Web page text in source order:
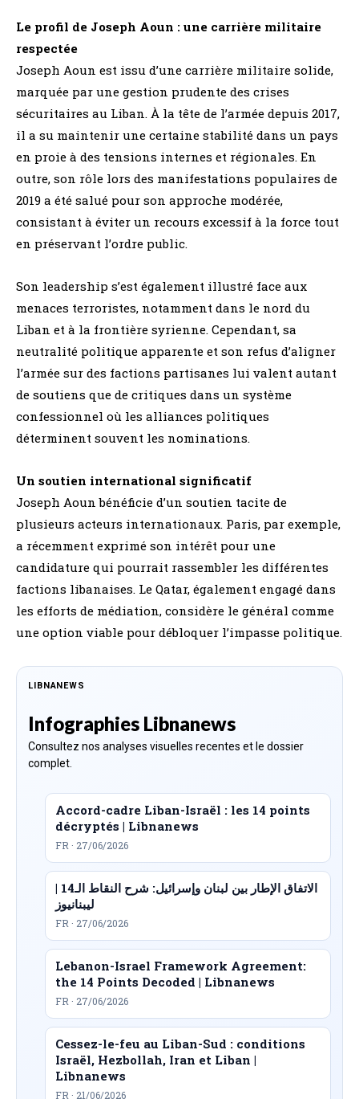
Le profil de Joseph Aoun : une carrière militaire
respectée
Joseph Aoun est issu d’une carrière militaire solide,
marquée par une gestion prudente des crises
sécuritaires au Liban. À la tête de l’armée depuis 2017,
il a su maintenir une certaine stabilité dans un pays
en proie à des tensions internes et régionales. En
outre, son rôle lors des manifestations populaires de
2019 a été salué pour son approche modérée,
consistant à éviter un recours excessif à la force tout
en préservant l’ordre public.
Son leadership s’est également illustré face aux
menaces terroristes, notamment dans le nord du
Liban et à la frontière syrienne. Cependant, sa
neutralité politique apparente et son refus d’aligner
l’armée sur des factions partisanes lui valent autant
de soutiens que de critiques dans un système
confessionnel où les alliances politiques
déterminent souvent les nominations.
Un soutien international significatif
Joseph Aoun bénéficie d’un soutien tacite de
plusieurs acteurs internationaux. Paris, par exemple,
a récemment exprimé son intérêt pour une
candidature qui pourrait rassembler les différentes
factions libanaises. Le Qatar, également engagé dans
les efforts de médiation, considère le général comme
une option viable pour débloquer l’impasse politique.
LIBNANEWS
Infographies Libnanews
Consultez nos analyses visuelles recentes et le dossier
complet.
Accord-cadre Liban-Israël : les 14 points
décryptés | Libnanews
FR · 27/06/2026
الاتفاق الإطار بين لبنان وإسرائيل: شرح النقاط الـ14 |
ليبنانيوز
FR · 27/06/2026
Lebanon-Israel Framework Agreement:
the 14 Points Decoded | Libnanews
FR · 27/06/2026
Cessez-le-feu au Liban-Sud : conditions
Israël, Hezbollah, Iran et Liban |
Libnanews
FR · 21/06/2026